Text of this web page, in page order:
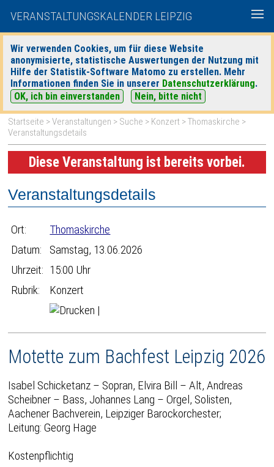
VERANSTALTUNGSKALENDER LEIPZIG
Wir verwenden Cookies, um für diese Website
anonymisierte, statistische Auswertungen der Nutzung mit
Hilfe der Statistik-Software Matomo zu erstellen. Mehr
Informationen finden Sie in unserer Datenschutzerklärung.
OK, ich bin einverstanden
Nein, bitte nicht
heute|morgen| Detaillierte Suche
Startseite >Veranstaltungen > Suche > Konzert >Thomaskirche >
Veranstaltungsdetails
Diese Veranstaltung ist bereits vorbei.
Veranstaltungsdetails
Ort:
Thomaskirche
Datum:
Samstag, 13.06.2026
Uhrzeit: 15:00 Uhr
Rubrik:
Konzert
|
Motette zum Bachfest Leipzig 2026
Isabel Schicketanz – Sopran, Elvira Bill – Alt, Andreas
Scheibner – Bass, Johannes Lang – Orgel, Solisten,
Aachener Bachverein, Leipziger Barockorchester;
Leitung: Georg Hage
Kostenpflichtig